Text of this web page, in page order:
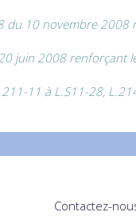
du 10 novembre 2008
juin 2008 renforçant
11 à L.S11-28,
Contactez-